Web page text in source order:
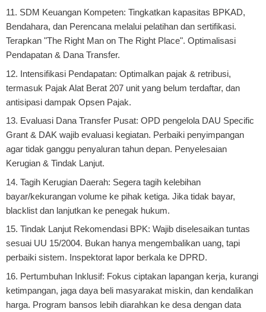
11. SDM Keuangan Kompeten: Tingkatkan kapasitas BPKAD,
Bendahara, dan Perencana melalui pelatihan dan sertifikasi.
Terapkan "The Right Man on The Right Place". Optimalisasi
Pendapatan & Dana Transfer.
12. Intensifikasi Pendapatan: Optimalkan pajak & retribusi,
termasuk Pajak Alat Berat 207 unit yang belum terdaftar, dan
antisipasi dampak Opsen Pajak.
13. Evaluasi Dana Transfer Pusat: OPD pengelola DAU Specific
Grant & DAK wajib evaluasi kegiatan. Perbaiki penyimpangan
agar tidak ganggu penyaluran tahun depan. Penyelesaian
Kerugian & Tindak Lanjut.
14. Tagih Kerugian Daerah: Segera tagih kelebihan
bayar/kekurangan volume ke pihak ketiga. Jika tidak bayar,
blacklist dan lanjutkan ke penegak hukum.
15. Tindak Lanjut Rekomendasi BPK: Wajib diselesaikan tuntas
sesuai UU 15/2004. Bukan hanya mengembalikan uang, tapi
perbaiki sistem. Inspektorat lapor berkala ke DPRD.
16. Pertumbuhan Inklusif: Fokus ciptakan lapangan kerja, kurangi
ketimpangan, jaga daya beli masyarakat miskin, dan kendalikan
harga. Program bansos lebih diarahkan ke desa dengan data